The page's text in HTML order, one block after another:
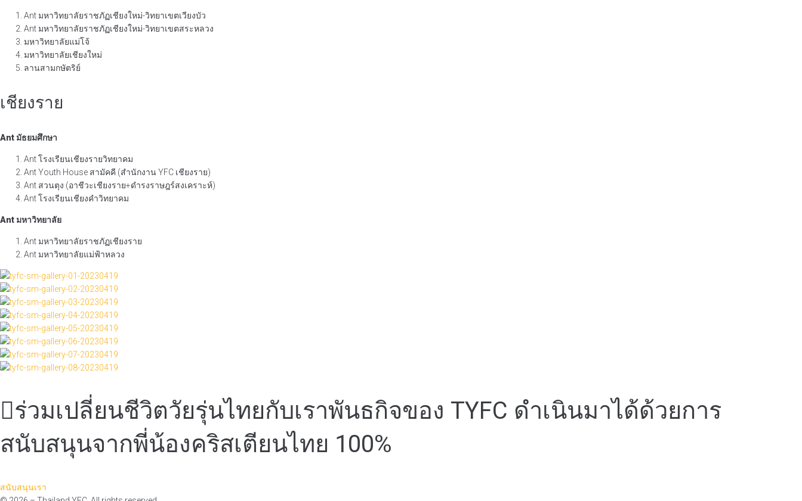
Ant มหาวิทยาลัยราชภัฏเชียงใหม่-วิทยาเขตเวียงบัว
Ant มหาวิทยาลัยราชภัฏเชียงใหม่-วิทยาเขตสระหลวง
มหาวิทยาลัยแม่โจ้
มหาวิทยาลัยเชียงใหม่
ลานสามกษัตริย์
เชียงราย
Ant มัธยมศึกษา
Ant โรงเรียนเชียงรายวิทยาคม
Ant Youth House สามัคคี (สำนักงาน YFC เชียงราย)
Ant สวนตุง (อาชีวะเชียงราย+ดำรงราษฎร์สงเคราะห์)
Ant โรงเรียนเชียงคำวิทยาคม
Ant มหาวิทยาลัย
Ant มหาวิทยาลัยราชภัฏเชียงราย
Ant มหาวิทยาลัยแม่ฟ้าหลวง
ร่วมเปลี่ยนชีวิตวัยรุ่นไทยกับเราพันธกิจของ TYFC ดำเนินมาได้ด้วยการ
สนับสนุนจากพี่น้องคริสเตียนไทย 100%
สนับสนุนเรา